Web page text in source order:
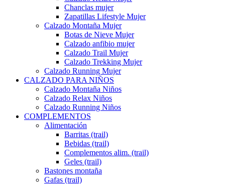
Chanclas mujer
Zapatillas Lifestyle Mujer
Calzado Montaña Mujer
Botas de Nieve Mujer
Calzado anfibio mujer
Calzado Trail Mujer
Calzado Trekking Mujer
Calzado Running Mujer
CALZADO PARA NIÑOS
Calzado Montaña Niños
Calzado Relax Niños
Calzado Running Niños
COMPLEMENTOS
Alimentación
Barritas (trail)
Bebidas (trail)
Complementos alim. (trail)
Geles (trail)
Bastones montaña
Gafas (trail)